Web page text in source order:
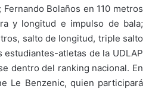
Bolaños en 110 metros
y longitud e impulso de bala;
salto de longitud, triple salto
atletas de la UDLAP
dentro del ranking nacional. En
Le Benzenic, quien participará